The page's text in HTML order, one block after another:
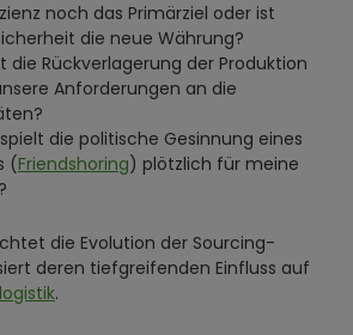
noch das Primärziel oder ist
die neue Währung?
die Rückverlagerung der Produktion
Anforderungen an die
die politische Gesinnung eines
(Friendshoring) plötzlich für meine
die Evolution der Sourcing-
deren tiefgreifenden Einfluss auf
.